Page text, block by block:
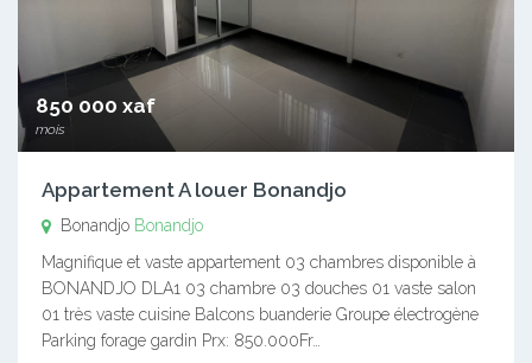
850 000 xaf
mois
Appartement A louer Bonandjo
Bonandjo Bonandjo
Magnifique et vaste appartement 03 chambres disponible à
BONANDJO DLA1 03 chambre 03 douches 01 vaste salon
01 très vaste cuisine Balcons buanderie Groupe électrogène
Parking forage gardin Prx: 850.000Fr…